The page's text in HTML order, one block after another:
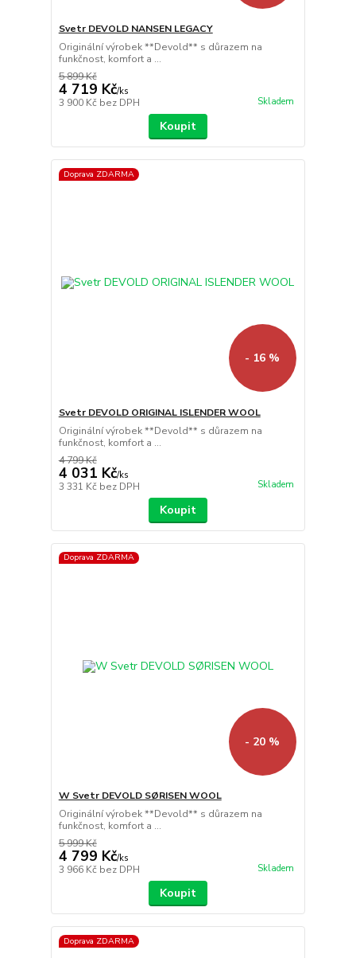
Svetr DEVOLD NANSEN LEGACY
Originální výrobek **Devold** s důrazem na
funkčnost, komfort a ...
5 899 Kč
4 719 Kč/ks
3 900 Kč bez DPH Skladem
Koupit
Doprava ZDARMA
- 16 %
Svetr DEVOLD ORIGINAL ISLENDER WOOL
Originální výrobek **Devold** s důrazem na
funkčnost, komfort a ...
4 799 Kč
4 031 Kč/ks
3 331 Kč bez DPH Skladem
Koupit
Doprava ZDARMA
- 20 %
W Svetr DEVOLD SØRISEN WOOL
Originální výrobek **Devold** s důrazem na
funkčnost, komfort a ...
5 999 Kč
4 799 Kč/ks
3 966 Kč bez DPH Skladem
Koupit
Doprava ZDARMA